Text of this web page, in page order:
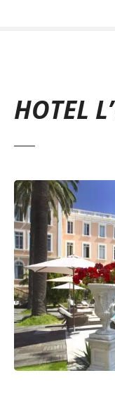
HOTEL